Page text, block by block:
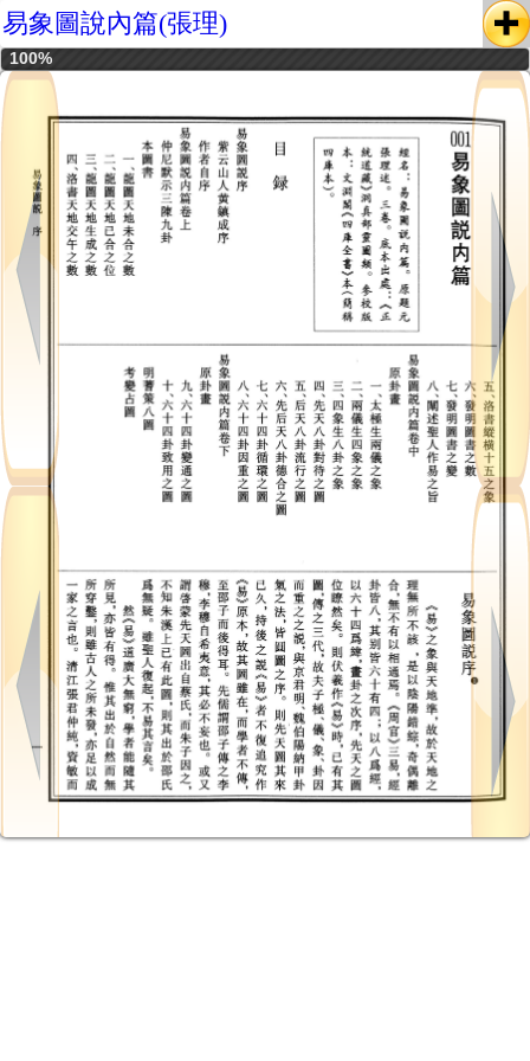
易象圖說內篇(張理)
100%